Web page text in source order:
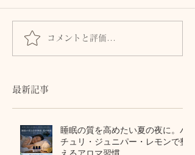
『GW』家族のために頑張
りすぎるあなたへ。副腎
息』をプレゼント
コメントと評価...
最新記事
睡眠の質を高めたい夏の夜に。パ
チュリ・ジュニパー・レモンで整